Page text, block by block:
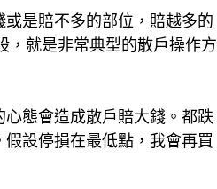
是賠不多的部位，賠越多的
，就是非常典型的散戶操作方
態會造成散戶賠大錢。都跌
設停損在最低點，我會再買